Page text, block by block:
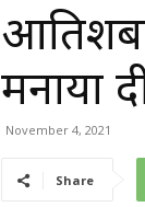
मनाया
November 4, 2021
Share